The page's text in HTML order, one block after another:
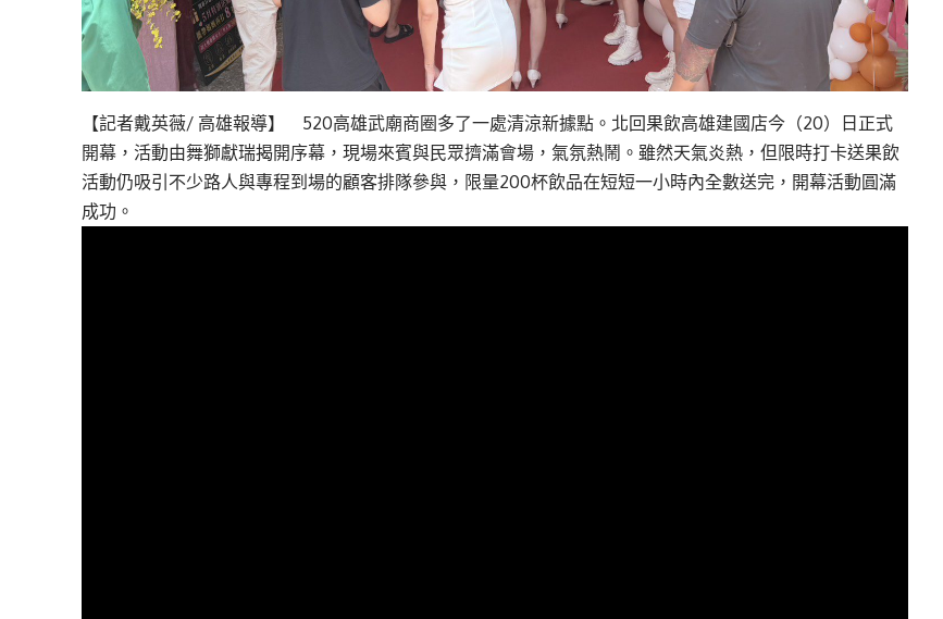
【記者戴英薇/ 高雄報導】 520高雄武廟商圈多了一處清涼新據點。北回果飲高雄建國店今（20）日正式
開幕，活動由舞獅獻瑞揭開序幕，現場來賓與民眾擠滿會場，氣氛熱鬧。雖然天氣炎熱，但限時打卡送果飲
活動仍吸引不少路人與專程到場的顧客排隊參與，限量200杯飲品在短短一小時內全數送完，開幕活動圓滿
成功。